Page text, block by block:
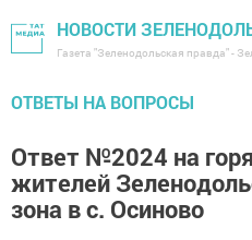
НОВОСТИ
Газета "Зеленодольская правда" -
ОТВЕТЫ НА ВОПРОСЫ
Ответ №2024 на
жителей
зона в с. Осиново